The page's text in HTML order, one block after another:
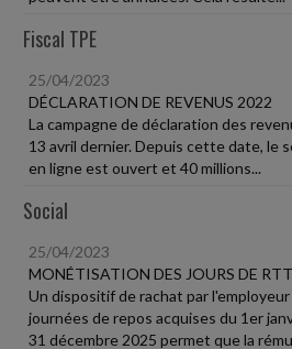
Fiscal TPE
25/04/2023
DÉCLARATION DE REVENUS 2022
La campagne de déclaration des
13 avril dernier. Depuis cette date, le
en ligne est ouvert et 40 millions...
Social
25/04/2023
MONÉTISATION DES JOURS DE RTT
Un dispositif de rachat par
journées de repos acquises du 1er
31 décembre 2025 permet que la